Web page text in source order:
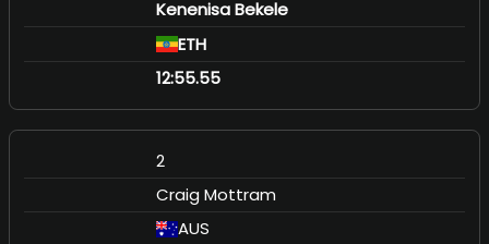
Kenenisa Bekele
ETH
12:55.55
2
Craig Mottram
AUS